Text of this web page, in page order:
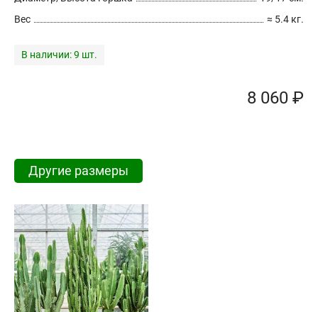
≈ 5.4 кг.
Вес
В наличии:9 шт.
8 060 ₽
Другие размеры